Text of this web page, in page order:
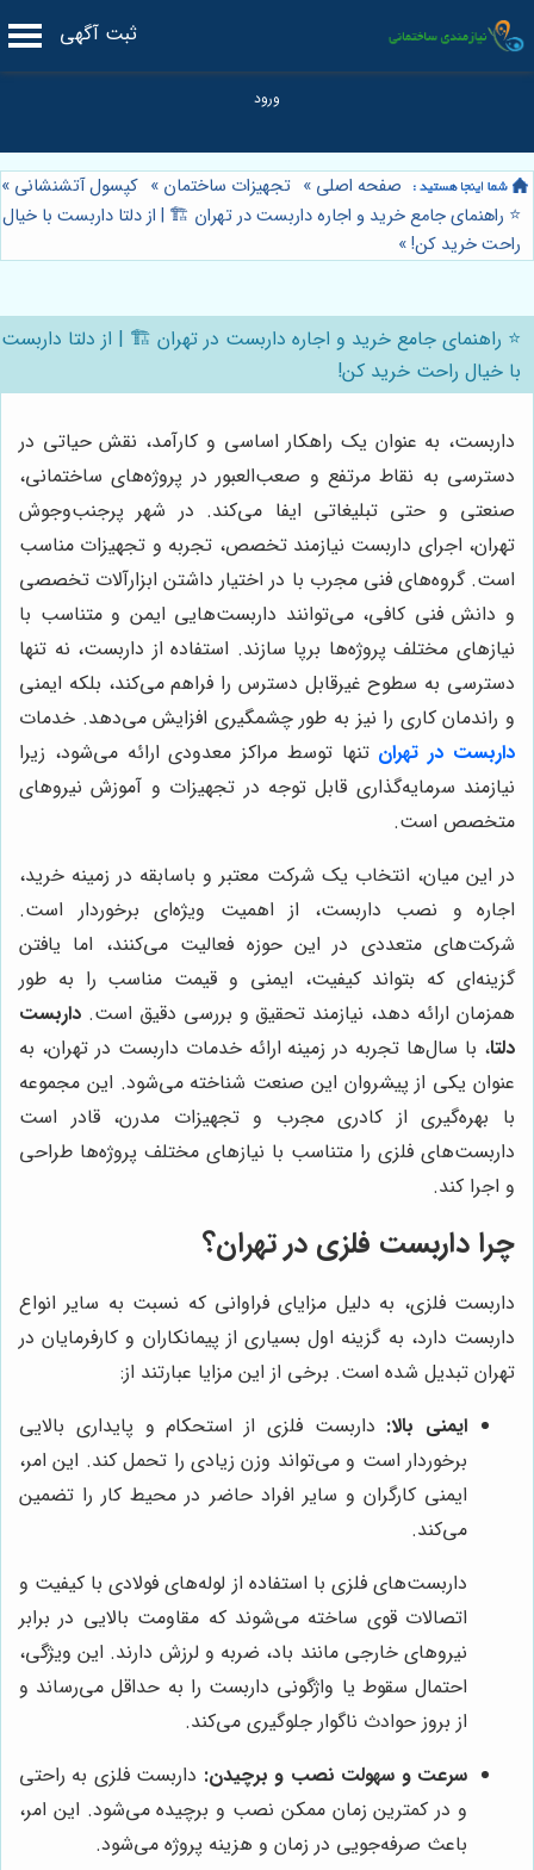
ثبت آگهی
صفحه اصلی » تجهیزات ساختمان » کپسول آتشنشانی »
⭐️ راهنمای جامع خرید و اجاره داربست در تهران 🏗️ | از دلتا داربست با خیال
راحت خرید کن!»
⭐️ راهنمای جامع خرید و اجاره داربست در تهران 🏗️ | از دلتا داربست
با خیال راحت خرید کن!
داربست، به عنوان یک راهکار اساسی و کارآمد، نقش حیاتی در
دسترسی به نقاط مرتفع و صعب‌العبور در پروژه‌های ساختمانی،
صنعتی و حتی تبلیغاتی ایفا می‌کند. در شهر پرجنب‌وجوش
تهران، اجرای داربست نیازمند تخصص، تجربه و تجهیزات مناسب
است. گروه‌های فنی مجرب با در اختیار داشتن ابزارآلات تخصصی
و دانش فنی کافی، می‌توانند داربست‌هایی ایمن و متناسب با
نیازهای مختلف پروژه‌ها برپا سازند. استفاده از داربست، نه تنها
دسترسی به سطوح غیرقابل دسترس را فراهم می‌کند، بلکه ایمنی
و راندمان کاری را نیز به طور چشمگیری افزایش می‌دهد. خدمات
داربست در تهران تنها توسط مراکز معدودی ارائه می‌شود، زیرا
نیازمند سرمایه‌گذاری قابل توجه در تجهیزات و آموزش نیروهای
متخصص است.
در این میان، انتخاب یک شرکت معتبر و باسابقه در زمینه خرید،
اجاره و نصب داربست، از اهمیت ویژه‌ای برخوردار است.
شرکت‌های متعددی در این حوزه فعالیت می‌کنند، اما یافتن
گزینه‌ای که بتواند کیفیت، ایمنی و قیمت مناسب را به طور
همزمان ارائه دهد، نیازمند تحقیق و بررسی دقیق است. داربست
دلتا، با سال‌ها تجربه در زمینه ارائه خدمات داربست در تهران، به
عنوان یکی از پیشروان این صنعت شناخته می‌شود. این مجموعه
با بهره‌گیری از کادری مجرب و تجهیزات مدرن، قادر است
داربست‌های فلزی را متناسب با نیازهای مختلف پروژه‌ها طراحی
و اجرا کند.
چرا داربست فلزی در تهران؟
داربست فلزی، به دلیل مزایای فراوانی که نسبت به سایر انواع
داربست دارد، به گزینه اول بسیاری از پیمانکاران و کارفرمایان در
تهران تبدیل شده است. برخی از این مزایا عبارتند از:
ایمنی بالا: داربست فلزی از استحکام و پایداری بالایی
برخوردار است و می‌تواند وزن زیادی را تحمل کند. این امر،
ایمنی کارگران و سایر افراد حاضر در محیط کار را تضمین
می‌کند.
داربست‌های فلزی با استفاده از لوله‌های فولادی با کیفیت و
اتصالات قوی ساخته می‌شوند که مقاومت بالایی در برابر
نیروهای خارجی مانند باد، ضربه و لرزش دارند. این ویژگی،
احتمال سقوط یا واژگونی داربست را به حداقل می‌رساند و
از بروز حوادث ناگوار جلوگیری می‌کند.
سرعت و سهولت نصب و برچیدن: داربست فلزی به راحتی
و در کمترین زمان ممکن نصب و برچیده می‌شود. این امر،
باعث صرفه‌جویی در زمان و هزینه پروژه می‌شود.